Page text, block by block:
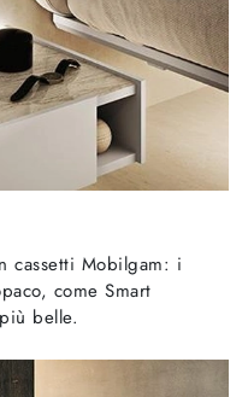
cassetti Mobilgam: i
come Smart
belle.